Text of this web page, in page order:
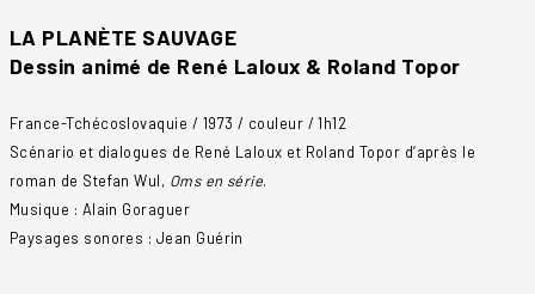
LA PLANÈTE SAUVAGE
Dessin animé de René Laloux & Roland Topor
France-Tchécoslovaquie / 1973 / couleur / 1h12
Scénario et dialogues de René Laloux et Roland Topor d’après le
roman de Stefan Wul, Oms en série.
Musique : Alain Goraguer
Paysages sonores : Jean Guérin